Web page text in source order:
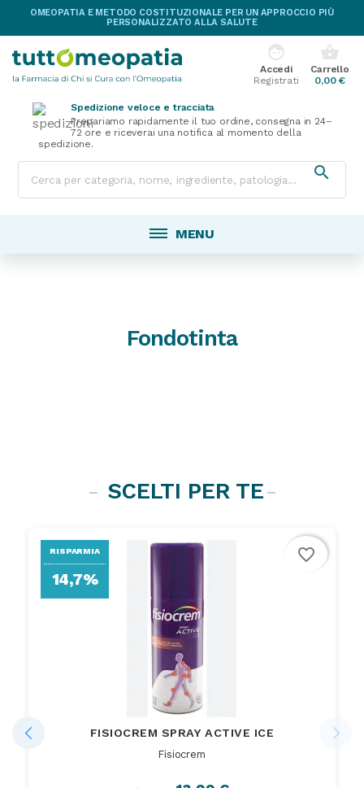
OMEOPATIA E METODO COSTITUZIONALE PER UN APPROCCIO PIÙ
PERSONALIZZATO ALLA SALUTE
shopping_basket
Carrello
0,00 €
face
Accedi
Registrati
Spedizione veloce e tracciata
Prepariamo rapidamente il tuo ordine, consegna in 24–
72 ore e riceverai una notifica al momento della
spedizione.

MENU
Fondotinta
SCELTI PER TE
FISIOCREM SPRAY ACTIVE ICE
Fisiocrem
RISPARMIA
14,7%
favorite_border